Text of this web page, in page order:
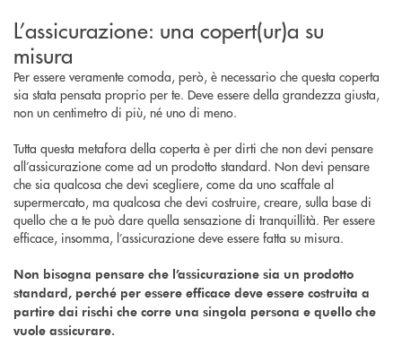
L’assicurazione: una copert(ur)a su
misura
Per essere veramente comoda, però, è necessario che questa coperta
sia stata pensata proprio per te. Deve essere della grandezza giusta,
non un centimetro di più, né uno di meno.
Tutta questa metafora della coperta è per dirti che non devi pensare
all’assicurazione come ad un prodotto standard. Non devi pensare
che sia qualcosa che devi scegliere, come da uno scaffale al
supermercato, ma qualcosa che devi costruire, creare, sulla base di
quello che a te può dare quella sensazione di tranquillità. Per essere
efficace, insomma, l’assicurazione deve essere fatta su misura.
Non bisogna pensare che l’assicurazione sia un prodotto
standard, perché per essere efficace deve essere costruita a
partire dai rischi che corre una singola persona e quello che
vuole assicurare.